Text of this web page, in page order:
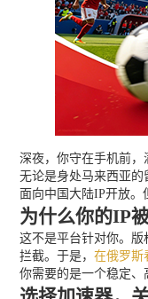
深夜，你守在手机前，
无论是身处马来西亚
面向中国大陆IP开放。
为什么你的IP
这不是平台针对你。
拦截。于是， 在俄罗斯
你需要的是一个稳定、